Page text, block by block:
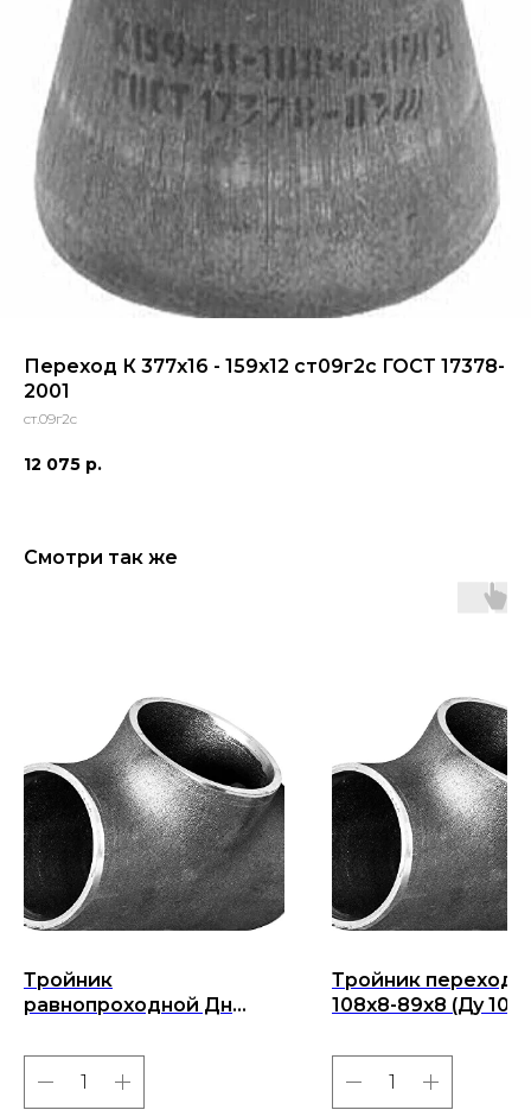
Переход К 377x16 - 159х12 ст09г2с ГОСТ 17378-
2001
ст.09г2с
12 075 р.
Смотри так же
Тройник
равнопроходной Дн
бесшовный ГОСТ 17376-
2001
Тройник
108x8-89x8 (Ду
2001